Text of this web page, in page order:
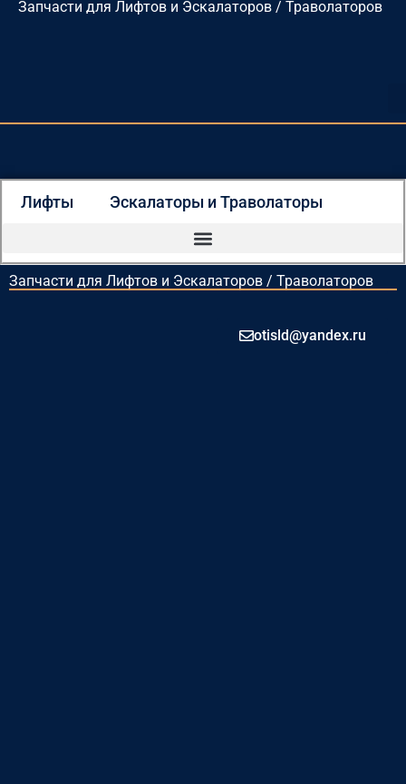
Перейти
Запчасти для Лифтов и Эскалаторов / Траволаторов
Лифты Эскалаторы и Траволаторы
Запчасти для Лифтов и Эскалаторов / Траволаторов
otisld@yandex.ru